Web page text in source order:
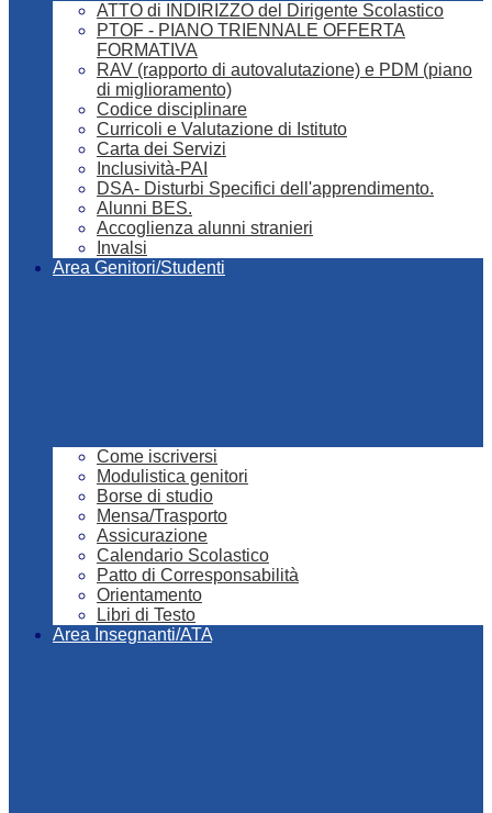
ATTO di INDIRIZZO del Dirigente Scolastico
PTOF - PIANO TRIENNALE OFFERTA
FORMATIVA
RAV (rapporto di autovalutazione) e PDM (piano
di miglioramento)
Codice disciplinare
Curricoli e Valutazione di Istituto
Carta dei Servizi
Inclusività-PAI
DSA- Disturbi Specifici dell'apprendimento.
Alunni BES.
Accoglienza alunni stranieri
Invalsi
Area Genitori/Studenti
Come iscriversi
Modulistica genitori
Borse di studio
Mensa/Trasporto
Assicurazione
Calendario Scolastico
Patto di Corresponsabilità
Orientamento
Libri di Testo
Area Insegnanti/ATA